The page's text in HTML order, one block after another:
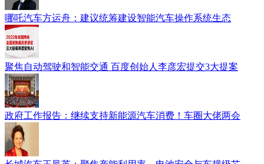
哪吒汽车方运舟：建议统筹建设智能汽车操作系统生态
聚焦自动驾驶和智能交通 百度创始人李彦宏提交3大提案
政府工作报告：继续支持新能源汽车消费！车圈大佬两会